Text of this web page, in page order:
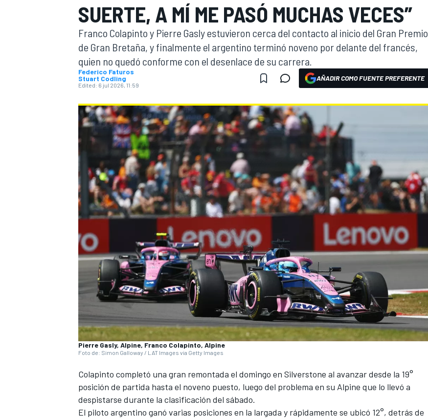
FÓRMULA E MOTO
NASCARINDYCARSPORTSCARRALLYTURISMO
MÁS
SUERTE, A MÍ ME PASÓ MUCHAS VECES”
Franco Colapinto y Pierre Gasly estuvieron cerca del contacto al inicio del Gran Premio
de Gran Bretaña, y finalmente el argentino terminó noveno por delante del francés,
quien no quedó conforme con el desenlace de su carrera.
Federico Faturos
Stuart Codling
Edited: 6 jul 2026, 11:59
AÑADIR COMO FUENTE PREFERENTE
Pierre Gasly, Alpine, Franco Colapinto, Alpine
Foto de: Simon Galloway / LAT Images via Getty Images
Colapinto completó una gran remontada el domingo en Silverstone al avanzar desde la 19°
posición de partida hasta el noveno puesto, luego del problema en su Alpine que lo llevó a
despistarse durante la clasificación del sábado.
El piloto argentino ganó varias posiciones en la largada y rápidamente se ubicó 12°, detrás de